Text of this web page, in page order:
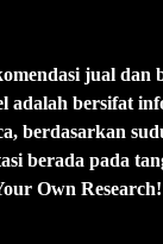
jual dan
adalah bersifat
berdasarkan
berada pada
Own Research!